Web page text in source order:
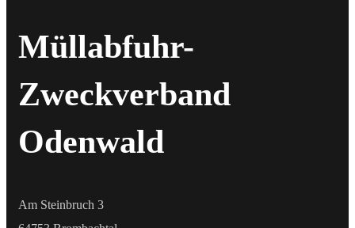
Müllabfuhr-
Zweckverband
Odenwald
Am Steinbruch 3